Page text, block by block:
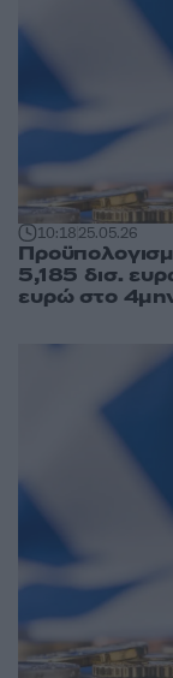
10:1825.05.26
5,185 δισ.
ευρώ στο